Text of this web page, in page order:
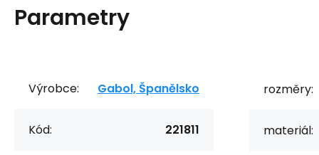
Parametry
Výrobce: Gabol, Španělsko
Kód: 221811
rozměry:
materiál: